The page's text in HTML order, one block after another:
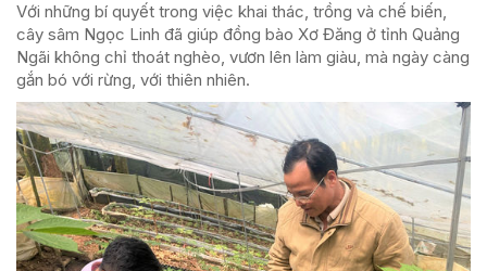
Với những bí quyết trong việc khai thác, trồng và chế biến,
cây sâm Ngọc Linh đã giúp đồng bào Xơ Đăng ở tỉnh Quảng
Ngãi không chỉ thoát nghèo, vươn lên làm giàu, mà ngày càng
gắn bó với rừng, với thiên nhiên.